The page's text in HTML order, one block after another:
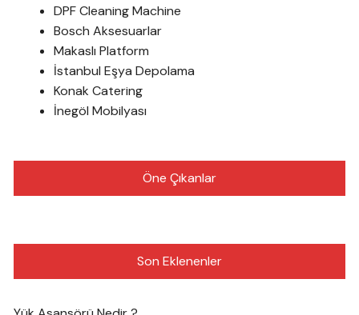
DPF Cleaning Machine
Bosch Aksesuarlar
Makaslı Platform
İstanbul Eşya Depolama
Konak Catering
İnegöl Mobilyası
Öne Çıkanlar
Son Eklenenler